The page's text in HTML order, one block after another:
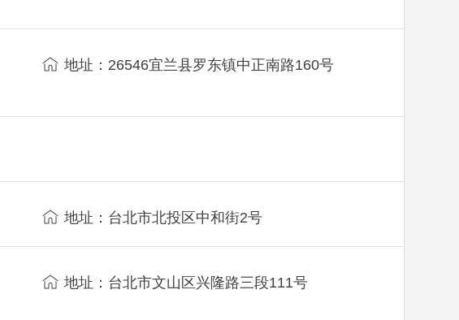
地址：26546宜兰县罗东镇中正南路160号
地址：台北市北投区中和街2号
地址：台北市文山区兴隆路三段111号